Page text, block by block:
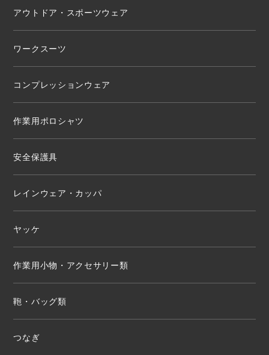
アウトドア・スポーツウェア
ワークスーツ
コンプレッションウェア
作業用ポロシャツ
安全保護具
レインウェア・カッパ
ヤッケ
作業用小物・アクセサリー類
鞄・バッグ類
つなぎ